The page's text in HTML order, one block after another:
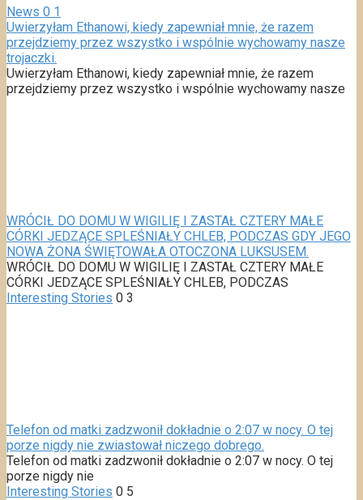
News 0 1
Uwierzyłam Ethanowi, kiedy zapewniał mnie, że razem
przejdziemy przez wszystko i wspólnie wychowamy nasze
trojaczki.
Uwierzyłam Ethanowi, kiedy zapewniał mnie, że razem
przejdziemy przez wszystko i wspólnie wychowamy nasze
WRÓCIŁ DO DOMU W WIGILIĘ I ZASTAŁ CZTERY MAŁE
CÓRKI JEDZĄCE SPLEŚNIAŁY CHLEB, PODCZAS GDY JEGO
NOWA ŻONA ŚWIĘTOWAŁA OTOCZONA LUKSUSEM.
WRÓCIŁ DO DOMU W WIGILIĘ I ZASTAŁ CZTERY MAŁE
CÓRKI JEDZĄCE SPLEŚNIAŁY CHLEB, PODCZAS
Interesting Stories 0 3
Telefon od matki zadzwonił dokładnie o 2:07 w nocy. O tej
porze nigdy nie zwiastował niczego dobrego.
Telefon od matki zadzwonił dokładnie o 2:07 w nocy. O tej
porze nigdy nie
Interesting Stories 0 5